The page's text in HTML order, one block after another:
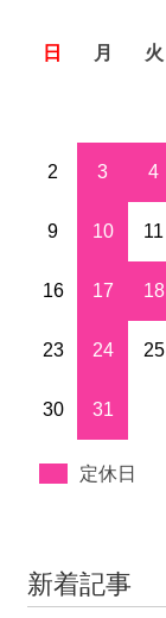
日 月 火
2 3 4
9 10 11
16 17 18
23 24 25
30 31
定休日
新着記事